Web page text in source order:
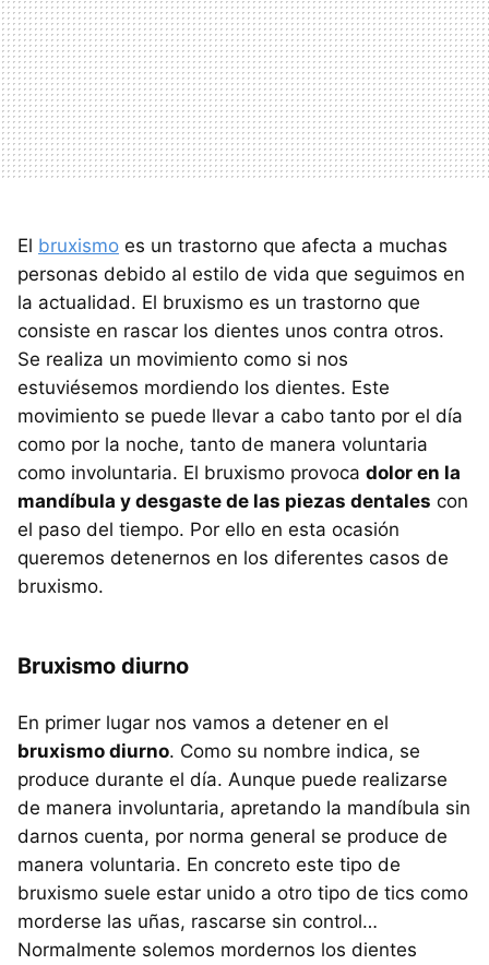
El bruxismo es un trastorno que afecta a muchas
personas debido al estilo de vida que seguimos en
la actualidad. El bruxismo es un trastorno que
consiste en rascar los dientes unos contra otros.
Se realiza un movimiento como si nos
estuviésemos mordiendo los dientes. Este
movimiento se puede llevar a cabo tanto por el día
como por la noche, tanto de manera voluntaria
como involuntaria. El bruxismo provoca dolor en la
mandíbula y desgaste de las piezas dentales con
el paso del tiempo. Por ello en esta ocasión
queremos detenernos en los diferentes casos de
bruxismo.
Bruxismo diurno
En primer lugar nos vamos a detener en el
bruxismo diurno. Como su nombre indica, se
produce durante el día. Aunque puede realizarse
de manera involuntaria, apretando la mandíbula sin
darnos cuenta, por norma general se produce de
manera voluntaria. En concreto este tipo de
bruxismo suele estar unido a otro tipo de tics como
morderse las uñas, rascarse sin control…
Normalmente solemos mordernos los dientes